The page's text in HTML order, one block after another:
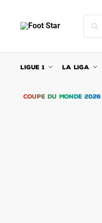
navigation
content
pour :
LIGUE 1 LA LIGA
COUPE DU MONDE 2026